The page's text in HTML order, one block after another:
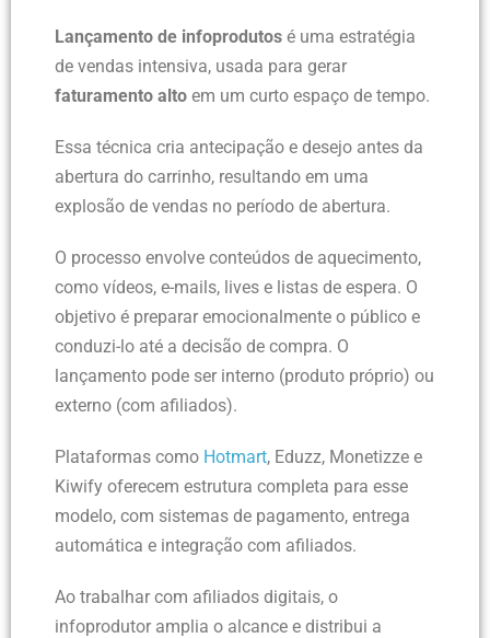
Lançamento de infoprodutos é uma estratégia
de vendas intensiva, usada para gerar
faturamento alto em um curto espaço de tempo.
Essa técnica cria antecipação e desejo antes da
abertura do carrinho, resultando em uma
explosão de vendas no período de abertura.
O processo envolve conteúdos de aquecimento,
como vídeos, e-mails, lives e listas de espera. O
objetivo é preparar emocionalmente o público e
conduzi-lo até a decisão de compra. O
lançamento pode ser interno (produto próprio) ou
externo (com afiliados).
Plataformas como Hotmart, Eduzz, Monetizze e
Kiwify oferecem estrutura completa para esse
modelo, com sistemas de pagamento, entrega
automática e integração com afiliados.
Ao trabalhar com afiliados digitais, o
infoprodutor amplia o alcance e distribui a